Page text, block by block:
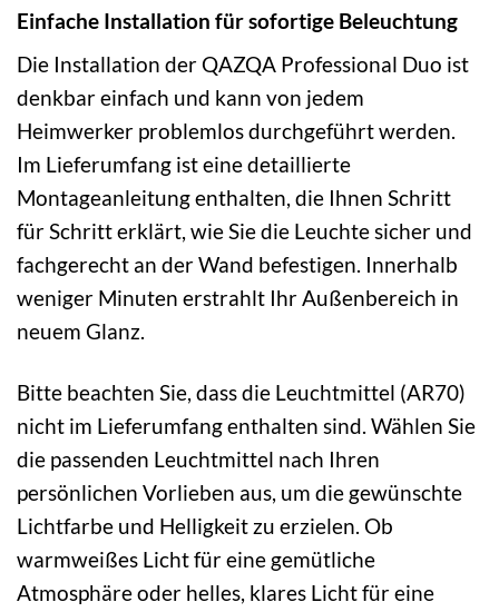
Einfache Installation für sofortige Beleuchtung
Die Installation der QAZQA Professional Duo ist
denkbar einfach und kann von jedem
Heimwerker problemlos durchgeführt werden.
Im Lieferumfang ist eine detaillierte
Montageanleitung enthalten, die Ihnen Schritt
für Schritt erklärt, wie Sie die Leuchte sicher und
fachgerecht an der Wand befestigen. Innerhalb
weniger Minuten erstrahlt Ihr Außenbereich in
neuem Glanz.
Bitte beachten Sie, dass die Leuchtmittel (AR70)
nicht im Lieferumfang enthalten sind. Wählen Sie
die passenden Leuchtmittel nach Ihren
persönlichen Vorlieben aus, um die gewünschte
Lichtfarbe und Helligkeit zu erzielen. Ob
warmweißes Licht für eine gemütliche
Atmosphäre oder helles, klares Licht für eine